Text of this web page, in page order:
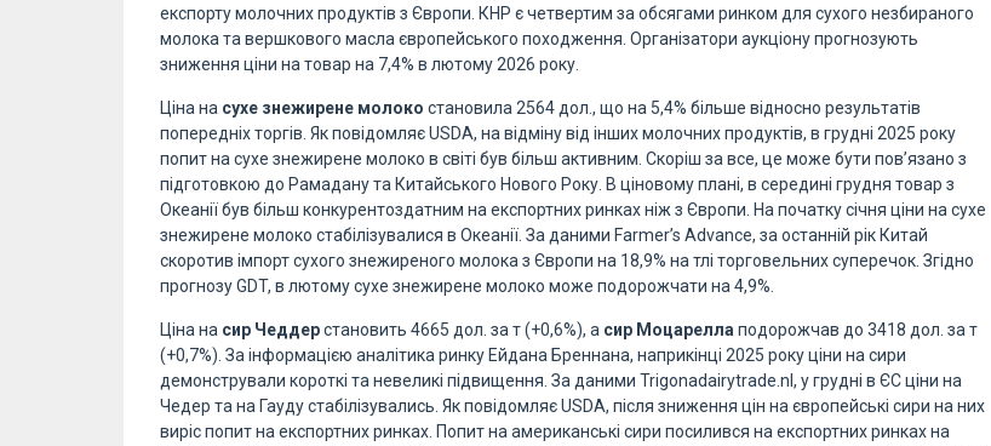
експорту молочних продуктів з Європи. КНР є четвертим за обсягами ринком для сухого незбираного
молока та вершкового масла європейського походження. Організатори аукціону прогнозують
зниження ціни на товар на 7,4% в лютому 2026 року.
Ціна на сухе знежирене молоко становила 2564 дол., що на 5,4% більше відносно результатів
попередніх торгів. Як повідомляє USDA, на відміну від інших молочних продуктів, в грудні 2025 року
попит на сухе знежирене молоко в світі був більш активним. Скоріш за все, це може бути пов’язано з
підготовкою до Рамадану та Китайського Нового Року. В ціновому плані, в середині грудня товар з
Океанії був більш конкурентоздатним на експортних ринках ніж з Європи. На початку січня ціни на сухе
знежирене молоко стабілізувалися в Океанії. За даними Farmer’s Advance, за останній рік Китай
скоротив імпорт сухого знежиреного молока з Європи на 18,9% на тлі торговельних суперечок. Згідно
прогнозу GDT, в лютому сухе знежирене молоко може подорожчати на 4,9%.
Ціна на сир Чеддерстановить 4665 дол. за т (+0,6%), а сир Моцареллаподорожчав до 3418 дол. за т
(+0,7%). За інформацією аналітика ринку Ейдана Бреннана, наприкінці 2025 року ціни на сири
демонстрували короткі та невеликі підвищення. За даними Trigonadairytrade.nl, у грудні в ЄС ціни на
Чедер та на Гауду стабілізувались. Як повідомляє USDA, після зниження цін на європейські сири на них
виріс попит на експортних ринках. Попит на американські сири посилився на експортних ринках на